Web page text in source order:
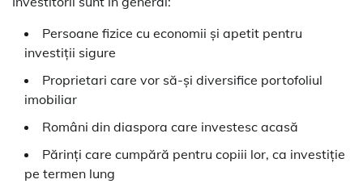
Persoane fizice cu economii și apetit pentru
investiții sigure
Proprietari care vor să-și diversifice portofoliul
imobiliar
Români din diaspora care investesc acasă
Părinți care cumpără pentru copiii lor, ca investiție
pe termen lung